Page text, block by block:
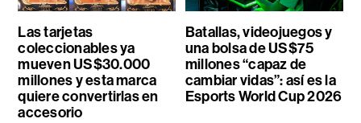
Las tarjetas
coleccionables ya
mueven US$30.000
millones y esta marca
quiere convertirlas en
accesorio
Batallas, videojuegos y
una bolsa de US$75
millones “capaz de
cambiar vidas”: así es la
Esports World Cup 2026